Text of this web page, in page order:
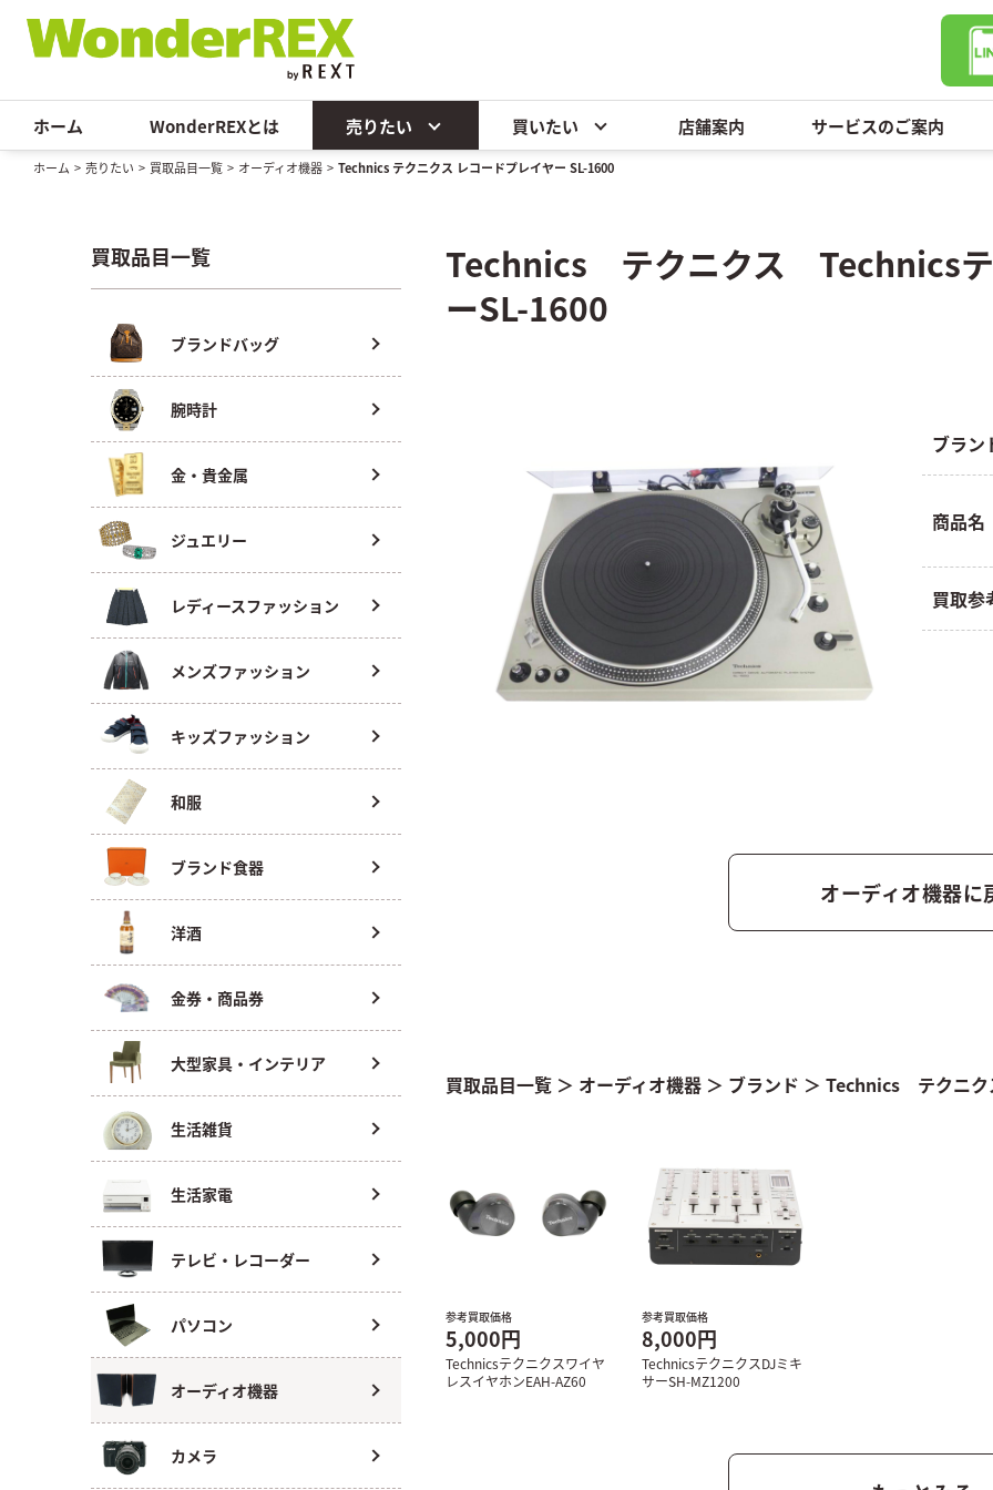
ホーム WonderREXとは 売りたい 買いたい 店舗案内 サービスのご案内
ホーム > 売りたい > 買取品目一覧 > オーディオ機器 > Technics テクニクス レコードプレイヤー SL-1600
買取品目一覧
ブランドバッグ
腕時計
金・貴金属
ジュエリー
レディースファッション
メンズファッション
キッズファッション
和服
ブランド食器
洋酒
金券・商品券
大型家具・インテリア
生活雑貨
生活家電
テレビ・レコーダー
パソコン
オーディオ機器
カメラ
Technics テクニクス Technicsテ
ーSL-1600
ブラン
商品名
買取参
オーディオ機器に
買取品目一覧 ＞ オーディオ機器 ＞ ブランド ＞ Technics テクニク
参考買取価格
5,000円
Technicsテクニクスワイヤ
レスイヤホンEAH-AZ60
参考買取価格
8,000円
TechnicsテクニクスDJミキ
サーSH-MZ1200